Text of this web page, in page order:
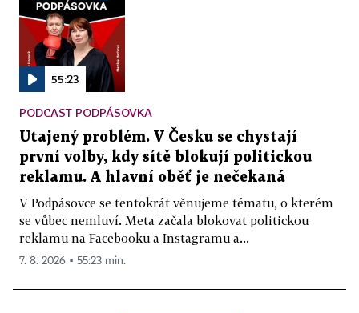
55:23
PODCAST PODPÁSOVKA
Utajený problém. V Česku se chystají
první volby, kdy sítě blokují politickou
reklamu. A hlavní oběť je nečekaná
V Podpásovce se tentokrát věnujeme tématu, o kterém
se vůbec nemluví. Meta začala blokovat politickou
reklamu na Facebooku a Instagramu a...
7. 8. 2026 ▪ 55:23 min.